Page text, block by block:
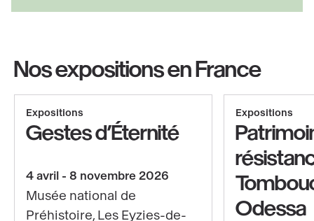
Nos expositions en France
Expositions
Gestes d’Éternité
4 avril - 8 novembre 2026
Musée national de
Préhistoire, Les Eyzies-de-
Expositions
Odessa